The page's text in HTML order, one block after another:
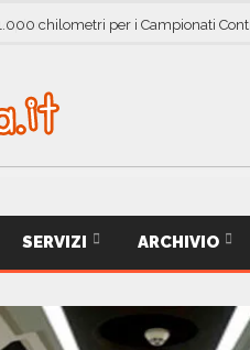
chilometri per i Campionati
SERVIZI ARCHIVIO